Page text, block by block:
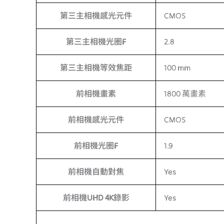
第三主相機感光元件 CMOS
第三主相機光圈F 2.8
第三主相機等效焦距 100 mm
前相機畫素 1800 萬畫素
前相機感光元件 CMOS
前相機光圈F 1.9
前相機自動對焦 Yes
前相機UHD 4K錄影 Yes